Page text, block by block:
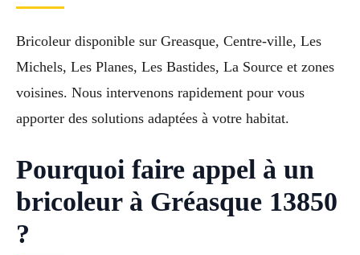
Bricoleur disponible sur Greasque, Centre-ville, Les
Michels, Les Planes, Les Bastides, La Source et zones
voisines. Nous intervenons rapidement pour vous
apporter des solutions adaptées à votre habitat.
Pourquoi faire appel à un
bricoleur à Gréasque 13850
?